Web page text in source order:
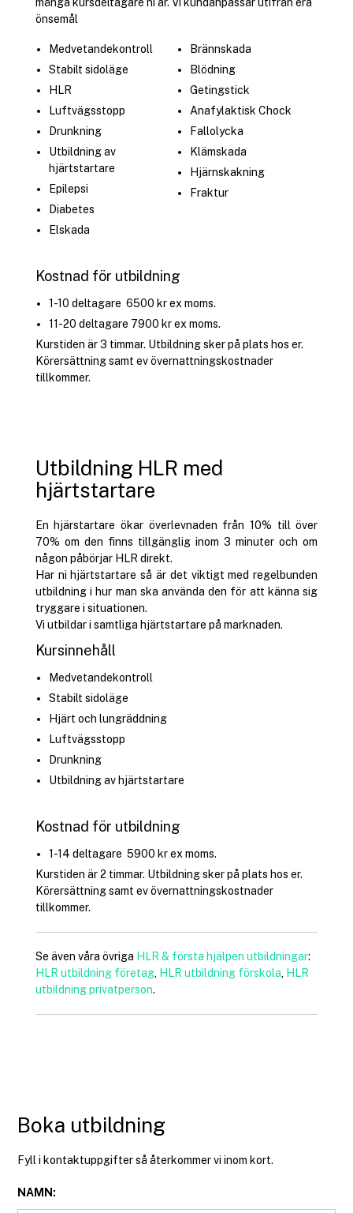
många kursdeltagare ni är. Vi kundanpassar utifrån era
önsemål
Medvetandekontroll
Stabilt sidoläge
HLR
Luftvägsstopp
Drunkning
Utbildning av
hjärtstartare
Epilepsi
Diabetes
Elskada
Brännskada
Blödning
Getingstick
Anafylaktisk Chock
Fallolycka
Klämskada
Hjärnskakning
Fraktur
Kostnad för utbildning
1-10 deltagare 6500 kr ex moms.
11-20 deltagare 7900 kr ex moms.
Kurstiden är 3 timmar. Utbildning sker på plats hos er.
Körersättning samt ev övernattningskostnader
tillkommer.
Utbildning HLR med
hjärtstartare
En hjärstartare ökar överlevnaden från 10% till över
70% om den finns tillgänglig inom 3 minuter och om
någon påbörjar HLR direkt.
Har ni hjärtstartare så är det viktigt med regelbunden
utbildning i hur man ska använda den för att känna sig
tryggare i situationen.
Vi utbildar i samtliga hjärtstartare på marknaden.
Kursinnehåll
Medvetandekontroll
Stabilt sidoläge
Hjärt och lungräddning
Luftvägsstopp
Drunkning
Utbildning av hjärtstartare
Kostnad för utbildning
1-14 deltagare 5900 kr ex moms.
Kurstiden är 2 timmar. Utbildning sker på plats hos er.
Körersättning samt ev övernattningskostnader
tillkommer.
Se även våra övriga HLR & första hjälpen utbildningar:
HLR utbildning företag, HLR utbildning förskola, HLR
utbildning privatperson.
Boka utbildning
Fyll i kontaktuppgifter så återkommer vi inom kort.
NAMN: